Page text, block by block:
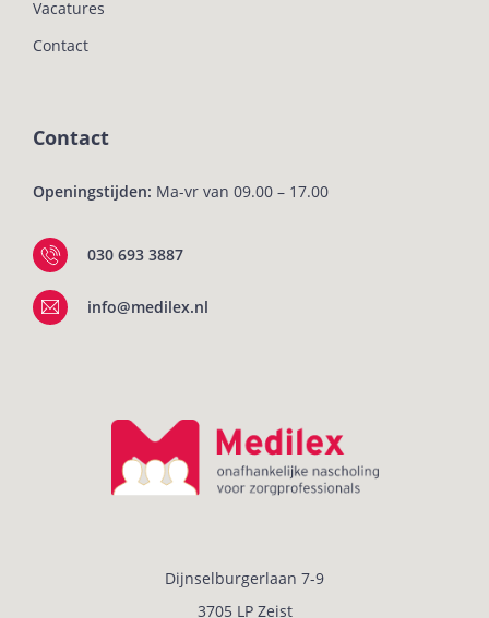
Vacatures
Contact
Contact
Openingstijden: Ma-vr van 09.00 – 17.00
030 693 3887
info@medilex.nl
Dijnselburgerlaan 7-9
3705 LP Zeist